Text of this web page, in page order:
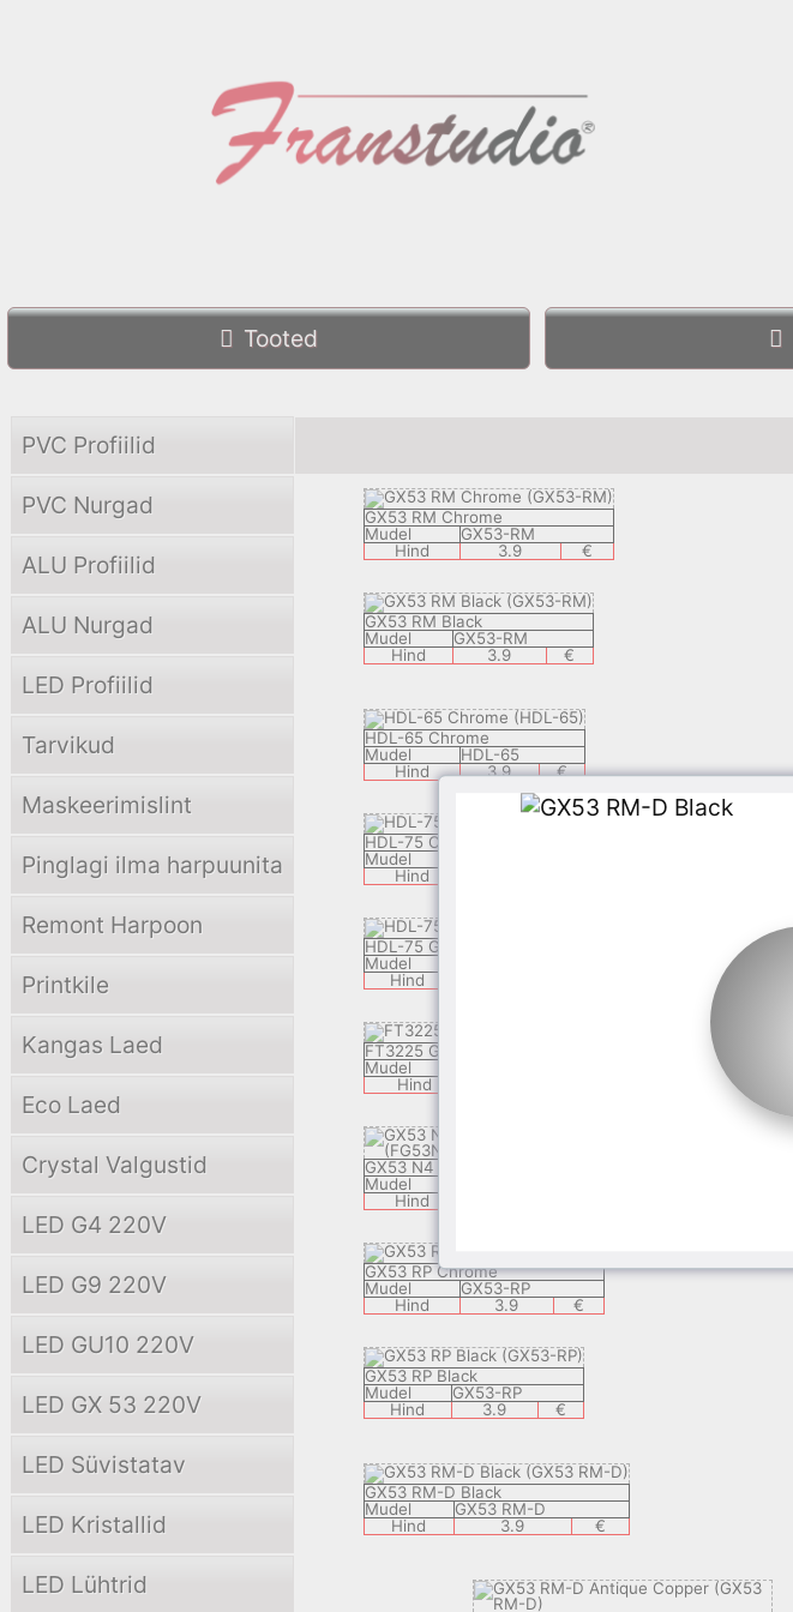
Tooted
PVC Profiilid
PVC Nurgad
ALU Profiilid
ALU Nurgad
LED Profiilid
Tarvikud
Maskeerimislint
Pinglagi ilma harpuunita
Remont Harpoon
Printkile
Kangas Laed
Eco Laed
Crystal Valgustid
LED G4 220V
LED G9 220V
LED GU10 220V
LED GX 53 220V
LED Süvistatav
LED Kristallid
LED Lühtrid
GX53 RM Chrome
Mudel
GX53-RM
Hind
3.9 €
GX53 RM Black
Mudel
GX53-RM
Hind
3.9 €
HDL-65 Chrome
Mudel
HDL-65
Hind
3.9 €
HDL-75 Chrome
Mudel
Hind
HDL-75 Gold
Mudel
Hind
FT3225 Gold PVC
Mudel
Hind
GX53 N4 Satin Chrome
Mudel
Hind
GX53 RP Chrome
Mudel
GX53-RP
Hind
3.9 €
GX53 RP Black
Mudel
GX53-RP
Hind
3.9 €
GX53 RM-D Black
Mudel
GX53 RM-D
Hind
3.9 €